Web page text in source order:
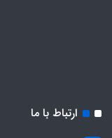
ارتباط با ما